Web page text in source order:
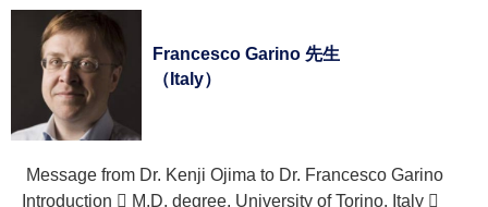
Francesco Garino 先生
（Italy）
Message from Dr. Kenji Ojima to Dr. Francesco Garino
Introduction  M.D. degree, University of Torino, Italy 